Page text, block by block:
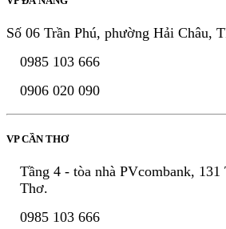
Số 06 Trần Phú, phường Hải Châu,
0985 103 666
0906 020 090
VP CẦN THƠ
Tầng 4 - tòa nhà PVcombank,
Thơ.
0985 103 666